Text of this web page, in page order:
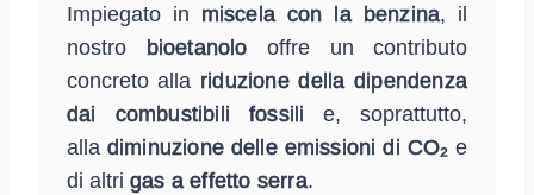
Impiegato in miscela con la benzina, il
nostro bioetanolo offre un contributo
concreto alla riduzione della dipendenza
dai combustibili fossili e, soprattutto,
alla diminuzione delle emissioni di CO₂ e
di altri gas a effetto serra.